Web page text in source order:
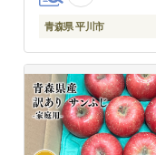
青森県 平川市